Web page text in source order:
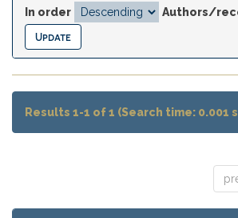
In order
Authors/
Results 1-1 of 1 (Search time: 0.001